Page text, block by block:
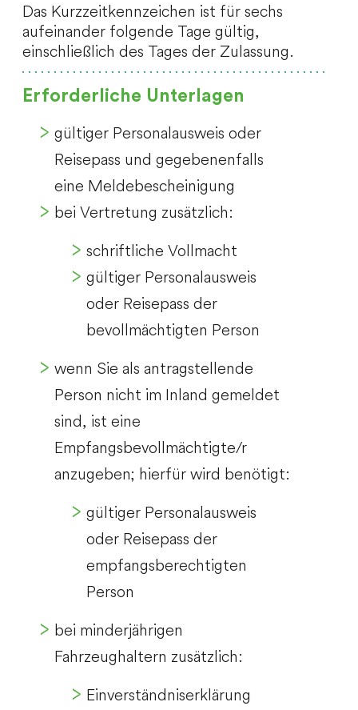
Das Kurzzeitkennzeichen ist für sechs
aufeinander folgende Tage gültig,
einschließlich des Tages der Zulassung.
Erforderliche Unterlagen
gültiger Personalausweis oder
Reisepass und gegebenenfalls
eine Meldebescheinigung
bei Vertretung zusätzlich:
schriftliche Vollmacht
gültiger Personalausweis
oder Reisepass der
bevollmächtigten Person
wenn Sie als antragstellende
Person nicht im Inland gemeldet
sind, ist eine
Empfangsbevollmächtigte/r
anzugeben; hierfür wird benötigt:
gültiger Personalausweis
oder Reisepass der
empfangsberechtigten
Person
bei minderjährigen
Fahrzeughaltern zusätzlich:
Einverständniserklärung